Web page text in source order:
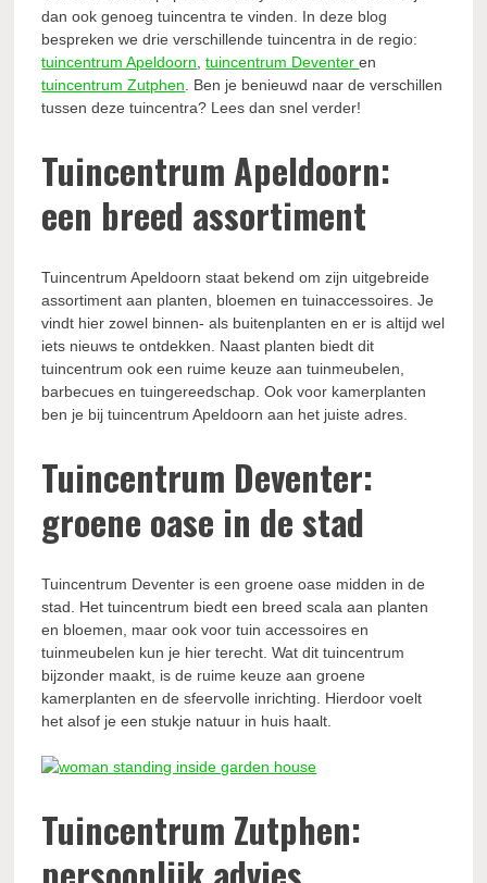
dan ook genoeg tuincentra te vinden. In deze blog
bespreken we drie verschillende tuincentra in de regio:
tuincentrum Apeldoorn ,tuincentrum Deventeren
tuincentrum Zutphen . Ben je benieuwd naar de verschillen
tussen deze tuincentra? Lees dan snel verder!
Tuincentrum Apeldoorn:
een breed assortiment
Tuincentrum Apeldoorn staat bekend om zijn uitgebreide
assortiment aan planten, bloemen en tuinaccessoires. Je
vindt hier zowel binnen- als buitenplanten en er is altijd wel
iets nieuws te ontdekken. Naast planten biedt dit
tuincentrum ook een ruime keuze aan tuinmeubelen,
barbecues en tuingereedschap. Ook voor kamerplanten
ben je bij tuincentrum Apeldoorn aan het juiste adres.
Tuincentrum Deventer:
groene oase in de stad
Tuincentrum Deventer is een groene oase midden in de
stad. Het tuincentrum biedt een breed scala aan planten
en bloemen, maar ook voor tuin accessoires en
tuinmeubelen kun je hier terecht. Wat dit tuincentrum
bijzonder maakt, is de ruime keuze aan groene
kamerplanten en de sfeervolle inrichting. Hierdoor voelt
het alsof je een stukje natuur in huis haalt.
Tuincentrum Zutphen: